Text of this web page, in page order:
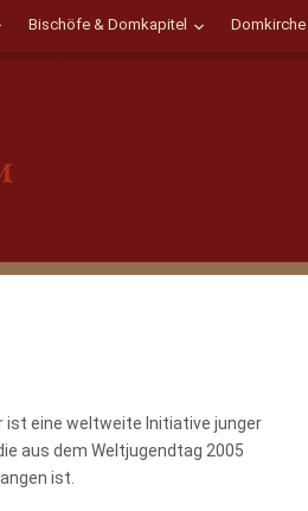
Bischöfe & Domkapitel Domkirche
ist eine weltweite Initiative junger
aus dem Weltjugendtag 2005
ist.